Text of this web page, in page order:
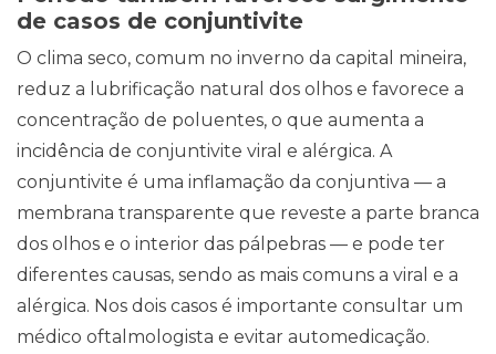
de casos de conjuntivite
O clima seco, comum no inverno da capital mineira,
reduz a lubrificação natural dos olhos e favorece a
concentração de poluentes, o que aumenta a
incidência de conjuntivite viral e alérgica. A
conjuntivite é uma inflamação da conjuntiva — a
membrana transparente que reveste a parte branca
dos olhos e o interior das pálpebras — e pode ter
diferentes causas, sendo as mais comuns a viral e a
alérgica. Nos dois casos é importante consultar um
médico oftalmologista e evitar automedicação.